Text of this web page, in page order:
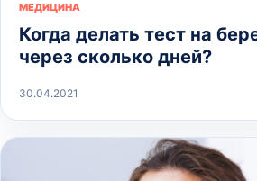
МЕДИЦИНА
Когда делать тест на
через сколько дней?
30.04.2021